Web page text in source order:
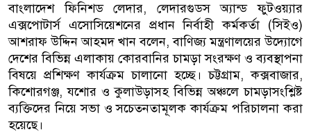
বাংলাদেশ ফিনিশড লেদার, লেদারগুডস অ্যান্ড ফুটওয়্যার
এক্সপোটার্স এসোসিয়েশনের প্রধান নির্বাহী কর্মকর্তা (সিইও)
আশরাফ উদ্দিন আহমদ খান বলেন, বাণিজ্য মন্ত্রণালয়ের উদ্যোগে
দেশের বিভিন্ন এলাকায় কোরবানির চামড়া সংরক্ষণ ও ব্যবস্থাপনা
বিষয়ে প্রশিক্ষণ কার্যক্রম চালানো হচ্ছে। চট্টগ্রাম, কক্সবাজার,
কিশোরগঞ্জ, যশোর ও কুলাউড়াসহ বিভিন্ন অঞ্চলে চামড়াসংশ্লিষ্ট
ব্যক্তিদের নিয়ে সভা ও সচেতনতামূলক কার্যক্রম পরিচালনা করা
হয়েছে।